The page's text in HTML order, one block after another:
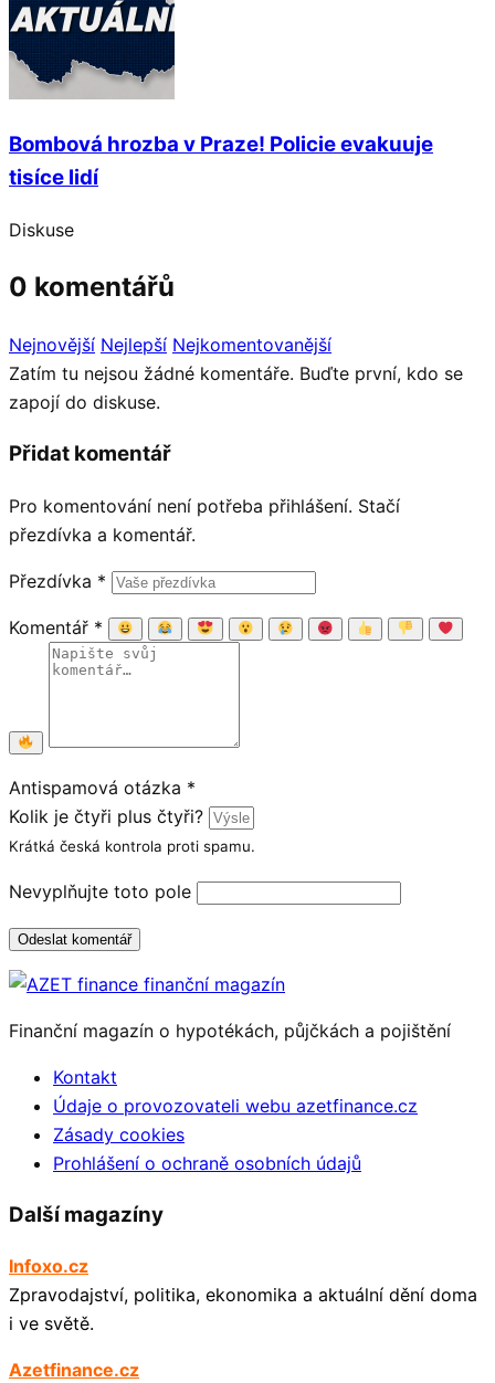
Bombová hrozba v Praze! Policie evakuuje
tisíce lidí
Diskuse
0 komentářů
Nejnovější Nejlepší Nejkomentovanější
Zatím tu nejsou žádné komentáře. Buďte první, kdo se
zapojí do diskuse.
Přidat komentář
Pro komentování není potřeba přihlášení. Stačí
přezdívka a komentář.
Přezdívka *
Komentář *
Antispamová otázka *
Kolik je čtyři plus čtyři?
Krátká česká kontrola proti spamu.
Nevyplňujte toto pole
Odeslat komentář
Finanční magazín o hypotékách, půjčkách a pojištění
Kontakt
Údaje o provozovateli webu azetfinance.cz
Zásady cookies
Prohlášení o ochraně osobních údajů
Další magazíny
Infoxo.cz
Zpravodajství, politika, ekonomika a aktuální dění doma
i ve světě.
Azetfinance.cz